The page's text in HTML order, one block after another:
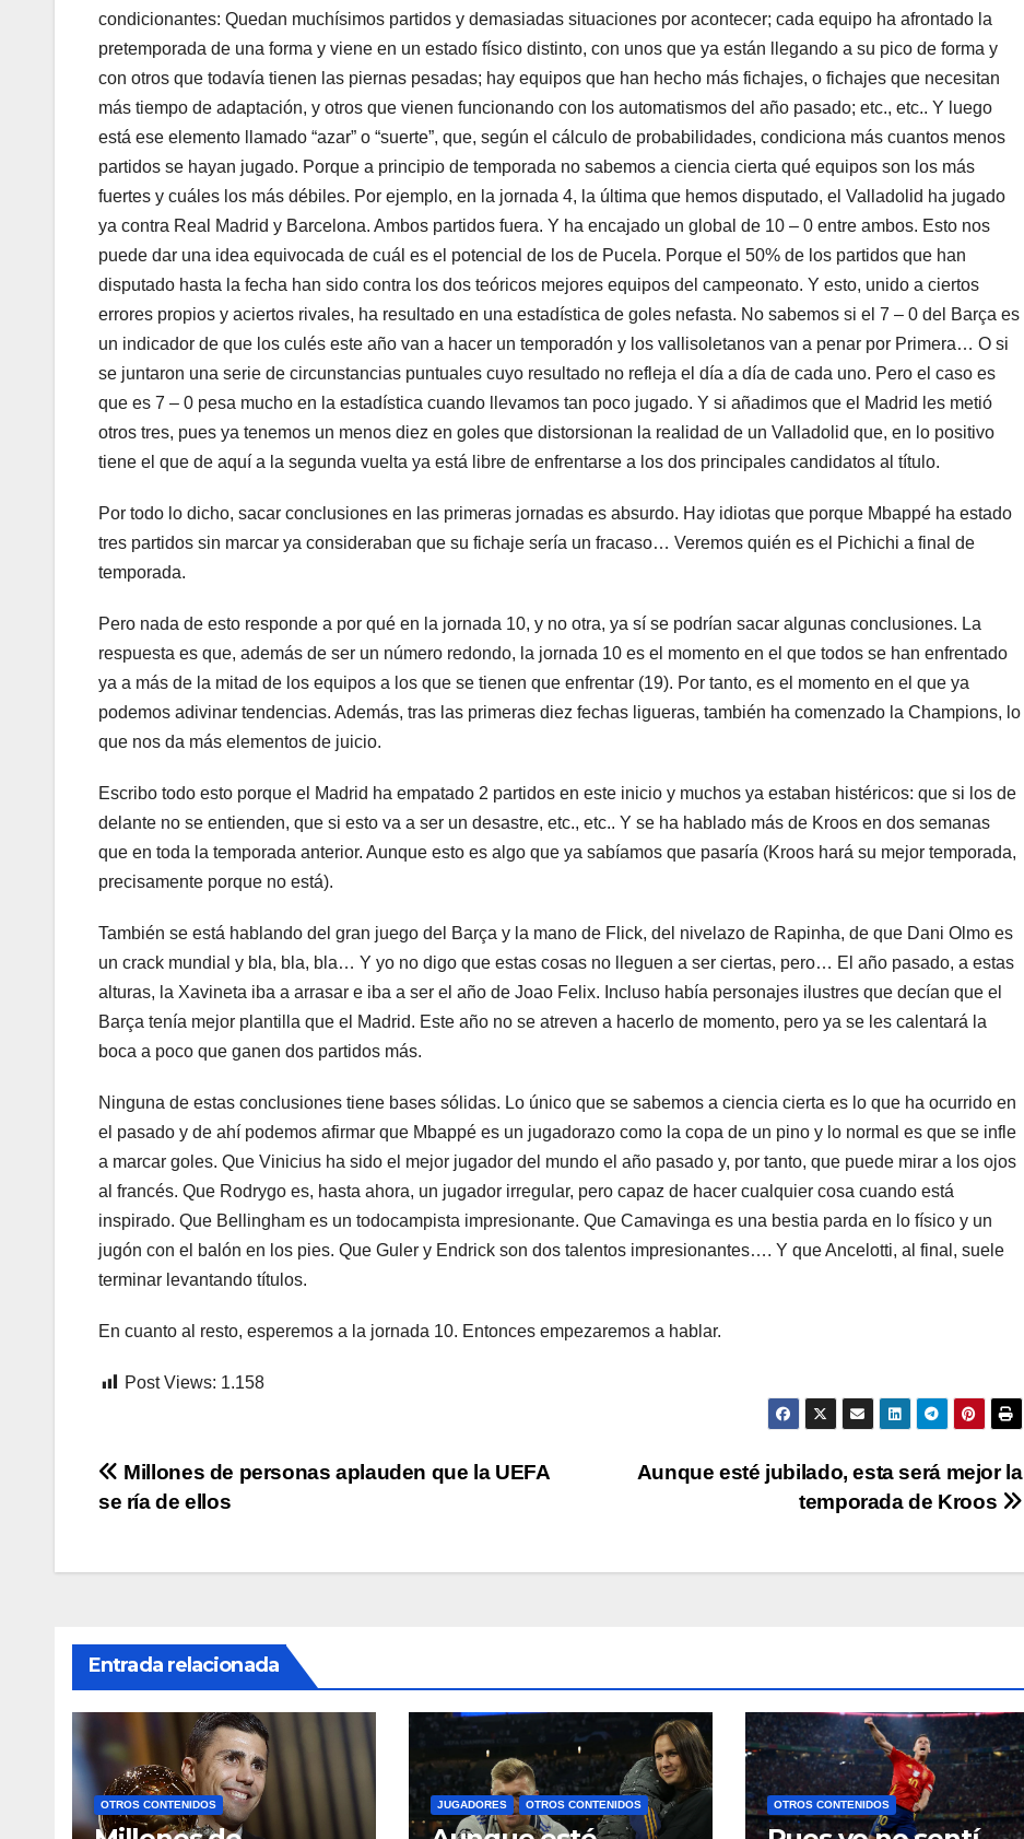
condicionantes: Quedan muchísimos partidos y demasiadas situaciones por acontecer; cada equipo ha afrontado la
pretemporada de una forma y viene en un estado físico distinto, con unos que ya están llegando a su pico de forma y
con otros que todavía tienen las piernas pesadas; hay equipos que han hecho más fichajes, o fichajes que necesitan
más tiempo de adaptación, y otros que vienen funcionando con los automatismos del año pasado; etc., etc.. Y luego
está ese elemento llamado “azar” o “suerte”, que, según el cálculo de probabilidades, condiciona más cuantos menos
partidos se hayan jugado. Porque a principio de temporada no sabemos a ciencia cierta qué equipos son los más
fuertes y cuáles los más débiles. Por ejemplo, en la jornada 4, la última que hemos disputado, el Valladolid ha jugado
ya contra Real Madrid y Barcelona. Ambos partidos fuera. Y ha encajado un global de 10 – 0 entre ambos. Esto nos
puede dar una idea equivocada de cuál es el potencial de los de Pucela. Porque el 50% de los partidos que han
disputado hasta la fecha han sido contra los dos teóricos mejores equipos del campeonato. Y esto, unido a ciertos
errores propios y aciertos rivales, ha resultado en una estadística de goles nefasta. No sabemos si el 7 – 0 del Barça es
un indicador de que los culés este año van a hacer un temporadón y los vallisoletanos van a penar por Primera… O si
se juntaron una serie de circunstancias puntuales cuyo resultado no refleja el día a día de cada uno. Pero el caso es
que es 7 – 0 pesa mucho en la estadística cuando llevamos tan poco jugado. Y si añadimos que el Madrid les metió
otros tres, pues ya tenemos un menos diez en goles que distorsionan la realidad de un Valladolid que, en lo positivo
tiene el que de aquí a la segunda vuelta ya está libre de enfrentarse a los dos principales candidatos al título.
Por todo lo dicho, sacar conclusiones en las primeras jornadas es absurdo. Hay idiotas que porque Mbappé ha estado
tres partidos sin marcar ya consideraban que su fichaje sería un fracaso… Veremos quién es el Pichichi a final de
temporada.
Pero nada de esto responde a por qué en la jornada 10, y no otra, ya sí se podrían sacar algunas conclusiones. La
respuesta es que, además de ser un número redondo, la jornada 10 es el momento en el que todos se han enfrentado
ya a más de la mitad de los equipos a los que se tienen que enfrentar (19). Por tanto, es el momento en el que ya
podemos adivinar tendencias. Además, tras las primeras diez fechas ligueras, también ha comenzado la Champions, lo
que nos da más elementos de juicio.
Escribo todo esto porque el Madrid ha empatado 2 partidos en este inicio y muchos ya estaban histéricos: que si los de
delante no se entienden, que si esto va a ser un desastre, etc., etc.. Y se ha hablado más de Kroos en dos semanas
que en toda la temporada anterior. Aunque esto es algo que ya sabíamos que pasaría (Kroos hará su mejor temporada,
precisamente porque no está).
También se está hablando del gran juego del Barça y la mano de Flick, del nivelazo de Rapinha, de que Dani Olmo es
un crack mundial y bla, bla, bla… Y yo no digo que estas cosas no lleguen a ser ciertas, pero… El año pasado, a estas
alturas, la Xavineta iba a arrasar e iba a ser el año de Joao Felix. Incluso había personajes ilustres que decían que el
Barça tenía mejor plantilla que el Madrid. Este año no se atreven a hacerlo de momento, pero ya se les calentará la
boca a poco que ganen dos partidos más.
Ninguna de estas conclusiones tiene bases sólidas. Lo único que se sabemos a ciencia cierta es lo que ha ocurrido en
el pasado y de ahí podemos afirmar que Mbappé es un jugadorazo como la copa de un pino y lo normal es que se infle
a marcar goles. Que Vinicius ha sido el mejor jugador del mundo el año pasado y, por tanto, que puede mirar a los ojos
al francés. Que Rodrygo es, hasta ahora, un jugador irregular, pero capaz de hacer cualquier cosa cuando está
inspirado. Que Bellingham es un todocampista impresionante. Que Camavinga es una bestia parda en lo físico y un
jugón con el balón en los pies. Que Guler y Endrick son dos talentos impresionantes…. Y que Ancelotti, al final, suele
terminar levantando títulos.
En cuanto al resto, esperemos a la jornada 10. Entonces empezaremos a hablar.
Post Views: 1.158
Navegación
entradas
Aunque esté jubilado, esta será mejor la
temporada de Kroos
Millones de personas aplauden que la UEFA
se ría de ellos
Entrada relacionada
OTROS CONTENIDOS JUGADORES OTROS CONTENIDOS OTROS CONTENIDOS